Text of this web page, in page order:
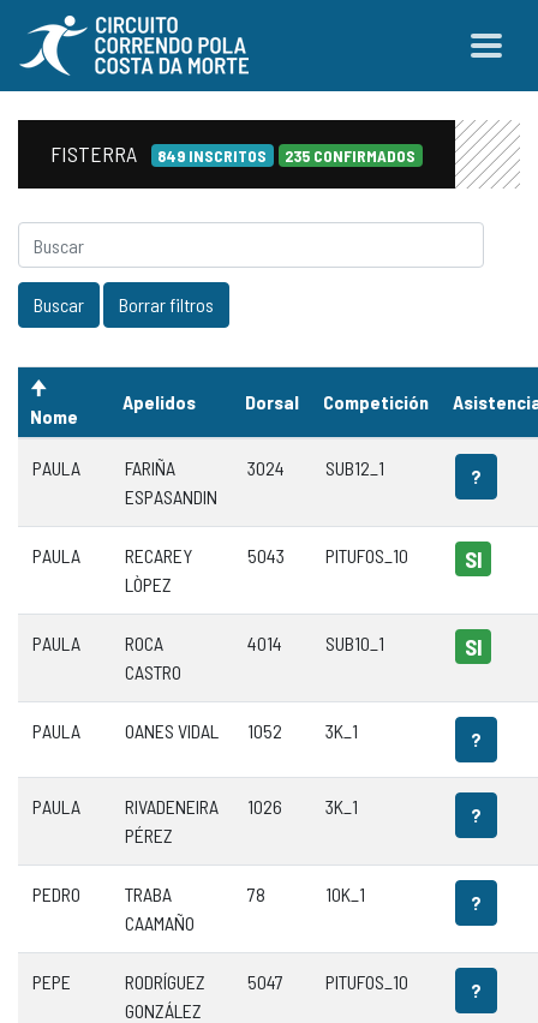
FISTERRA 849 INSCRITOS 235 CONFIRMADOS
Nome
Apelidos Dorsal Competición
PAULA
FARIÑA
ESPASANDIN
3024 SUB12_1 ?
PAULA
RECAREY
LÒPEZ
5043 PITUFOS_10 SI
PAULA
ROCA
CASTRO
4014 SUB10_1 SI
PAULA OANES VIDAL 1052 3K_1 ?
PAULA
RIVADENEIRA
PÉREZ
1026 3K_1 ?
PEDRO
TRABA
CAAMAÑO
78 10K_1 ?
PEPE
RODRÍGUEZ
GONZÁLEZ
5047 PITUFOS_10 ?